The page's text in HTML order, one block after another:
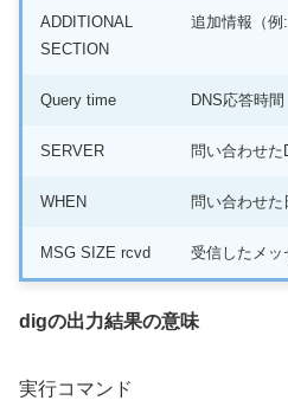
ADDITIONAL
SECTION
追加情報（例
Query time DNS応答時間
SERVER 問い合わせ
WHEN 問い合わせた
MSG SIZE rcvd 受信したメッ
digの出力結果の意味
実行コマンド